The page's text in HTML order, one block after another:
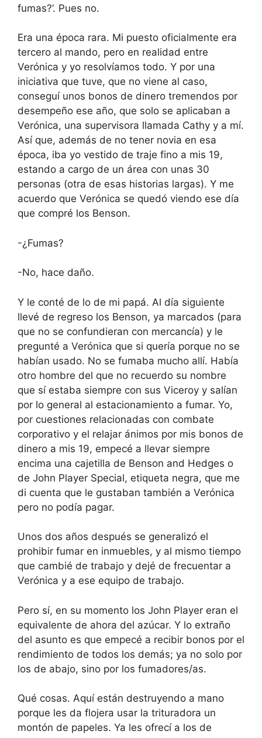
fumas?’. Pues no.
Era una época rara. Mi puesto oficialmente era
tercero al mando, pero en realidad entre
Verónica y yo resolvíamos todo. Y por una
iniciativa que tuve, que no viene al caso,
conseguí unos bonos de dinero tremendos por
desempeño ese año, que solo se aplicaban a
Verónica, una supervisora llamada Cathy y a mí.
Así que, además de no tener novia en esa
época, iba yo vestido de traje fino a mis 19,
estando a cargo de un área con unas 30
personas (otra de esas historias largas). Y me
acuerdo que Verónica se quedó viendo ese día
que compré los Benson.
-¿Fumas?
-No, hace daño.
Y le conté de lo de mi papá. Al día siguiente
llevé de regreso los Benson, ya marcados (para
que no se confundieran con mercancía) y le
pregunté a Verónica que si quería porque no se
habían usado. No se fumaba mucho allí. Había
otro hombre del que no recuerdo su nombre
que sí estaba siempre con sus Viceroy y salían
por lo general al estacionamiento a fumar. Yo,
por cuestiones relacionadas con combate
corporativo y el relajar ánimos por mis bonos de
dinero a mis 19, empecé a llevar siempre
encima una cajetilla de Benson and Hedges o
de John Player Special, etiqueta negra, que me
di cuenta que le gustaban también a Verónica
pero no podía pagar.
Unos dos años después se generalizó el
prohibir fumar en inmuebles, y al mismo tiempo
que cambié de trabajo y dejé de frecuentar a
Verónica y a ese equipo de trabajo.
Pero sí, en su momento los John Player eran el
equivalente de ahora del azúcar. Y lo extraño
del asunto es que empecé a recibir bonos por el
rendimiento de todos los demás; ya no solo por
los de abajo, sino por los fumadores/as.
Qué cosas. Aquí están destruyendo a mano
porque les da flojera usar la trituradora un
montón de papeles. Ya les ofrecí a los de